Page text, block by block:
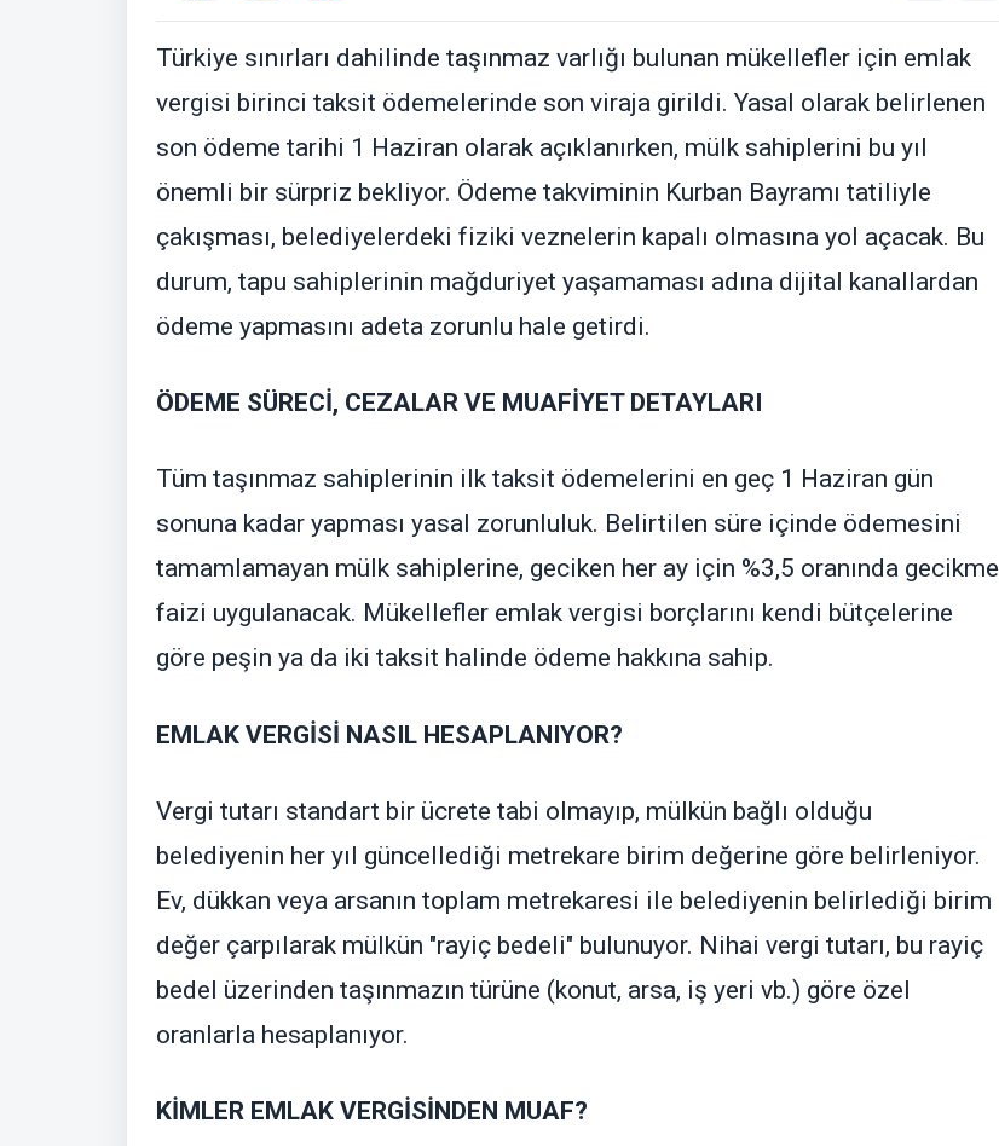
Türkiye sınırları dahilinde taşınmaz varlığı bulunan mükellefler için emlak
vergisi birinci taksit ödemelerinde son viraja girildi. Yasal olarak belirlenen
son ödeme tarihi 1 Haziran olarak açıklanırken, mülk sahiplerini bu yıl
önemli bir sürpriz bekliyor. Ödeme takviminin Kurban Bayramı tatiliyle
çakışması, belediyelerdeki fiziki veznelerin kapalı olmasına yol açacak. Bu
durum, tapu sahiplerinin mağduriyet yaşamaması adına dijital kanallardan
ödeme yapmasını adeta zorunlu hale getirdi.
ÖDEME SÜRECİ, CEZALAR VE MUAFİYET DETAYLARI
Tüm taşınmaz sahiplerinin ilk taksit ödemelerini en geç 1 Haziran gün
sonuna kadar yapması yasal zorunluluk. Belirtilen süre içinde ödemesini
tamamlamayan mülk sahiplerine, geciken her ay için %3,5 oranında gecikme
faizi uygulanacak. Mükellefler emlak vergisi borçlarını kendi bütçelerine
göre peşin ya da iki taksit halinde ödeme hakkına sahip.
EMLAK VERGİSİ NASIL HESAPLANIYOR?
Vergi tutarı standart bir ücrete tabi olmayıp, mülkün bağlı olduğu
belediyenin her yıl güncellediği metrekare birim değerine göre belirleniyor.
Ev, dükkan veya arsanın toplam metrekaresi ile belediyenin belirlediği birim
değer çarpılarak mülkün "rayiç bedeli" bulunuyor. Nihai vergi tutarı, bu rayiç
bedel üzerinden taşınmazın türüne (konut, arsa, iş yeri vb.) göre özel
oranlarla hesaplanıyor.
KİMLER EMLAK VERGİSİNDEN MUAF?